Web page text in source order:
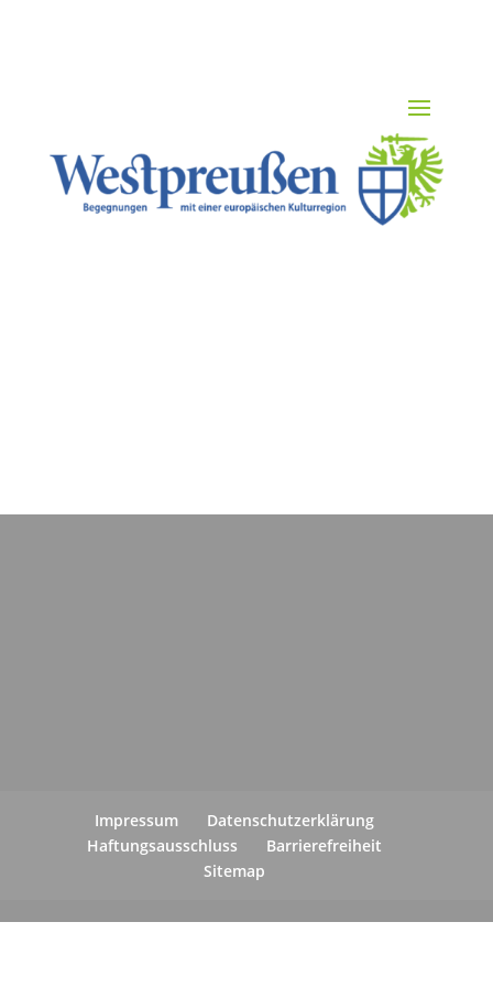
Impressum
Datenschutzerklärung
Haftungsausschluss
Barrierefreiheit
Sitemap